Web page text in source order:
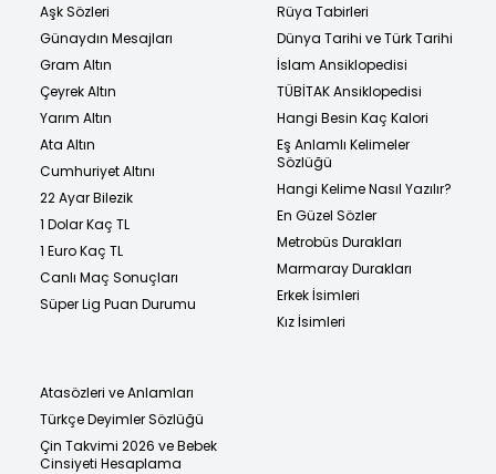
Aşk Sözleri
Günaydın Mesajları
Gram Altın
Çeyrek Altın
Yarım Altın
Ata Altın
Cumhuriyet Altını
22 Ayar Bilezik
1 Dolar Kaç TL
1 Euro Kaç TL
Canlı Maç Sonuçları
Süper Lig Puan Durumu
Rüya Tabirleri
Dünya Tarihi ve Türk Tarihi
İslam Ansiklopedisi
TÜBİTAK Ansiklopedisi
Hangi Besin Kaç Kalori
Eş Anlamlı Kelimeler
Sözlüğü
Hangi Kelime Nasıl Yazılır?
En Güzel Sözler
Metrobüs Durakları
Marmaray Durakları
Erkek İsimleri
Kız İsimleri
Atasözleri ve Anlamları
Türkçe Deyimler Sözlüğü
Çin Takvimi 2026 ve Bebek
Cinsiyeti Hesaplama